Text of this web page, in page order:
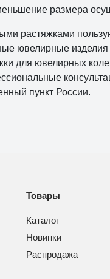
размера
растяжками
ювелирные изделия
для ювелирных
пункт России.
Товары
Каталог
Новинки
Распродажа